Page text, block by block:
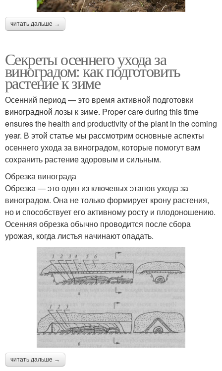
читать дальше →
Секреты осеннего ухода за
виноградом: как подготовить
растение к зиме
Осенний период — это время активной подготовки
виноградной лозы к зиме. Proper care during this time
ensures the health and productivity of the plant in the coming
year. В этой статье мы рассмотрим основные аспекты
осеннего ухода за виноградом, которые помогут вам
сохранить растение здоровым и сильным.
Обрезка винограда
Обрезка — это один из ключевых этапов ухода за
виноградом. Она не только формирует крону растения,
но и способствует его активному росту и плодоношению.
Осенняя обрезка обычно проводится после сбора
урожая, когда листья начинают опадать.
читать дальше →